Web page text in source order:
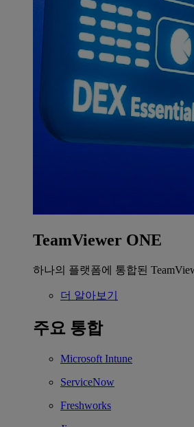
TeamViewer ONE
하나의 플랫폼에 통합된
더 알아보기
주요 통합
Microsoft Intune
ServiceNow
Freshworks